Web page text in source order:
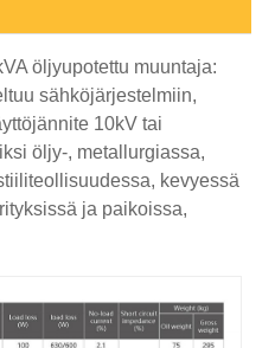
öljyupotettu muuntaja:
sähköjärjestelmiin,
10kV tai
öljy-, metallurgiassa,
kevyessä
ja paikoissa,